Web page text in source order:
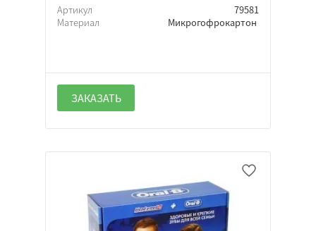
Артикул
79581
Материал
Микрогофрокартон
ЗАКАЗАТЬ